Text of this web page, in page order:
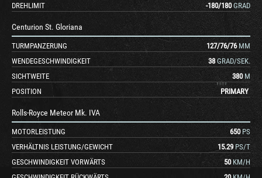
DREHLIMIT
-180/180 GRAD
Centurion St. Gloriana
TURMPANZERUNG 127/76/76 MM
WENDEGESCHWINDIGKEIT
38 GRAD/SEK.
SICHTWEITE
380 M
POSITION
PRIMARY
Rolls-Royce Meteor Mk. IVA
MOTORLEISTUNG 650 PS
VERHÄLTNIS LEISTUNG/GEWICHT
15.29 PS/T
GESCHWINDIGKEIT VORWÄRTS
50 KM/H